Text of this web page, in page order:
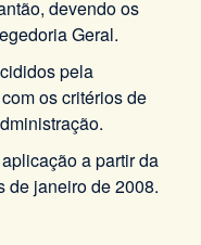
devendo os
Geral.
pela
os critérios de
a partir da
de janeiro de 2008.